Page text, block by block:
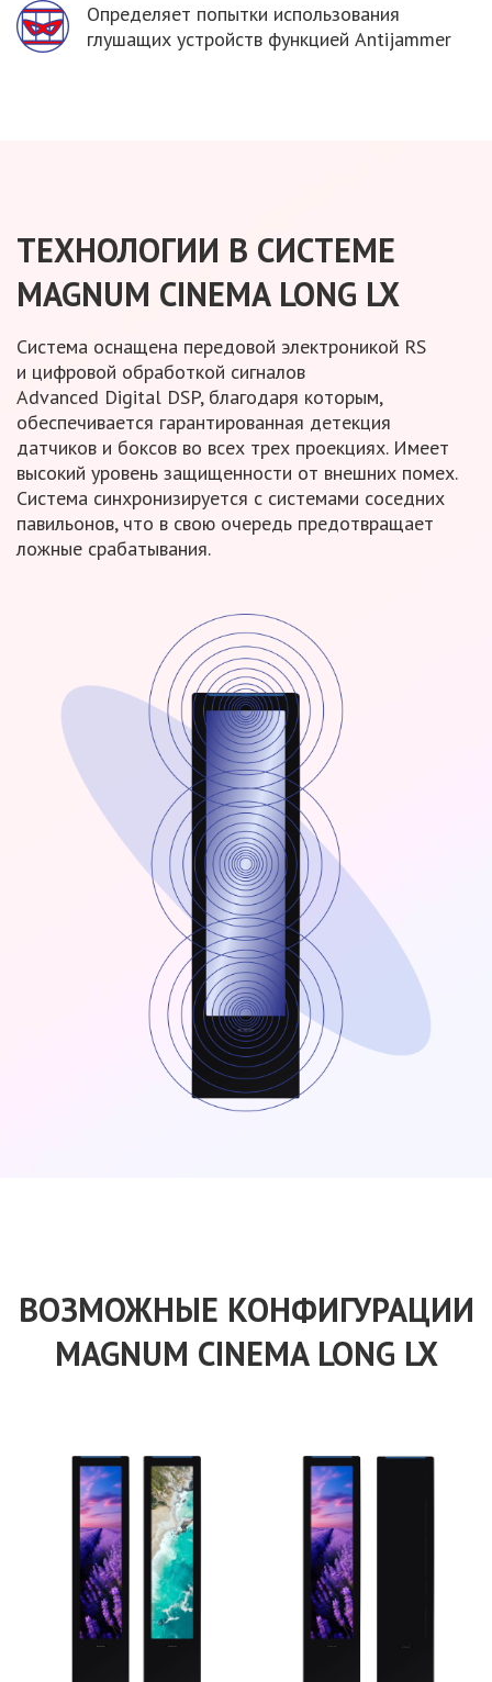
Определяет попытки использования
глушащих устройств функцией Antijammer
ТЕХНОЛОГИИ В СИСТЕМЕ
MAGNUM CINEMA LONG LX
Система оснащена передовой электроникой RS
и цифровой обработкой сигналов
Advanced Digital DSP,благодаря которым,
обеспечивается гарантированная детекция
датчиков и боксов во всех трех проекциях. Имеет
высокий уровень защищенности от внешних помех.
Система синхронизируется с системами соседних
павильонов, что в свою очередь предотвращает
ложные срабатывания.
ВОЗМОЖНЫЕ КОНФИГУРАЦИИ
MAGNUM CINEMA LONG LX